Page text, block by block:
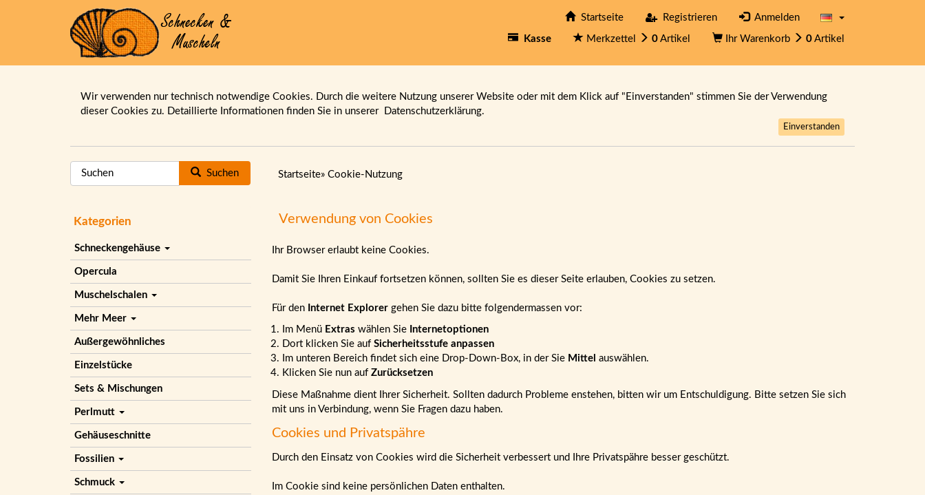
Startseite Registrieren Anmelden
Kasse Merkzettel 0 Artikel Ihr Warenkorb 0 Artikel
Wir verwenden nur technisch notwendige Cookies. Durch die weitere Nutzung unserer Website oder mit dem Klick auf "Einverstanden" stimmen Sie der Verwendung
dieser Cookies zu. Detaillierte Informationen finden Sie in unserer Datenschutzerklärung.
Einverstanden
Suchen
Kategorien
Schneckengehäuse
Opercula
Muschelschalen
Mehr Meer
Außergewöhnliches
Einzelstücke
Sets & Mischungen
Perlmutt
Gehäuseschnitte
Fossilien
Schmuck
Startseite» Cookie-Nutzung
Verwendung von Cookies
Ihr Browser erlaubt keine Cookies.
Damit Sie Ihren Einkauf fortsetzen können, sollten Sie es dieser Seite erlauben, Cookies zu setzen.
Für den Internet Explorergehen Sie dazu bitte folgendermassen vor:
Im Menü Extras wählen Sie Internetoptionen
Dort klicken Sie auf Sicherheitsstufe anpassen
Im unteren Bereich findet sich eine Drop-Down-Box, in der Sie Mittel auswählen.
Klicken Sie nun auf Zurücksetzen
Diese Maßnahme dient Ihrer Sicherheit. Sollten dadurch Probleme enstehen, bitten wir um Entschuldigung. Bitte setzen Sie sich
mit uns in Verbindung, wenn Sie Fragen dazu haben.
Cookies und Privatspähre
Durch den Einsatz von Cookies wird die Sicherheit verbessert und Ihre Privatspähre besser geschützt.
Im Cookie sind keine persönlichen Daten enthalten.